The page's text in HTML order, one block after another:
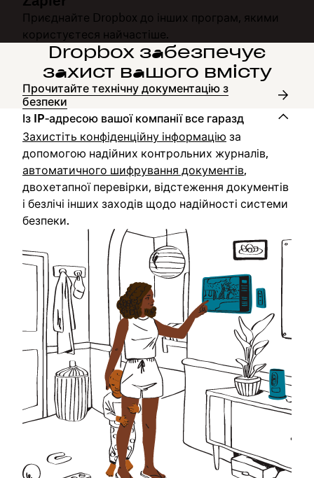
Приєднайте Dropbox до інших програм, якими
користуєтеся найчастіше.
Dropbox забезпечує
захист вашого вмісту
Прочитайте технічну документацію з
безпеки
Із IP‑адресою вашої компанії все гаразд
Захистіть конфіденційну інформацію за
допомогою надійних контрольних журналів,
автоматичного шифрування документів,
двохетапної перевірки, відстеження документів
і безлічі інших заходів щодо надійності системи
безпеки.